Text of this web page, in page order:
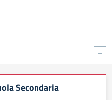
Secondaria